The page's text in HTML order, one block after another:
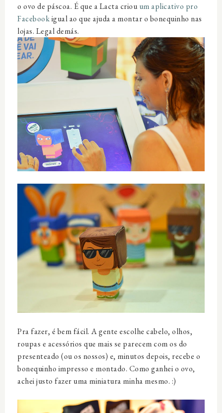
o ovo de páscoa. É que a Lacta criou um aplicativo pro
Facebookigual ao que ajuda a montar o bonequinho nas
lojas. Legal demás.
Pra fazer, é bem fácil. A gente escolhe cabelo, olhos,
roupas e acessórios que mais se parecem com os do
presenteado (ou os nossos) e, minutos depois, recebe o
bonequinho impresso e montado. Como ganhei o ovo,
achei justo fazer uma miniatura minha mesmo. :)